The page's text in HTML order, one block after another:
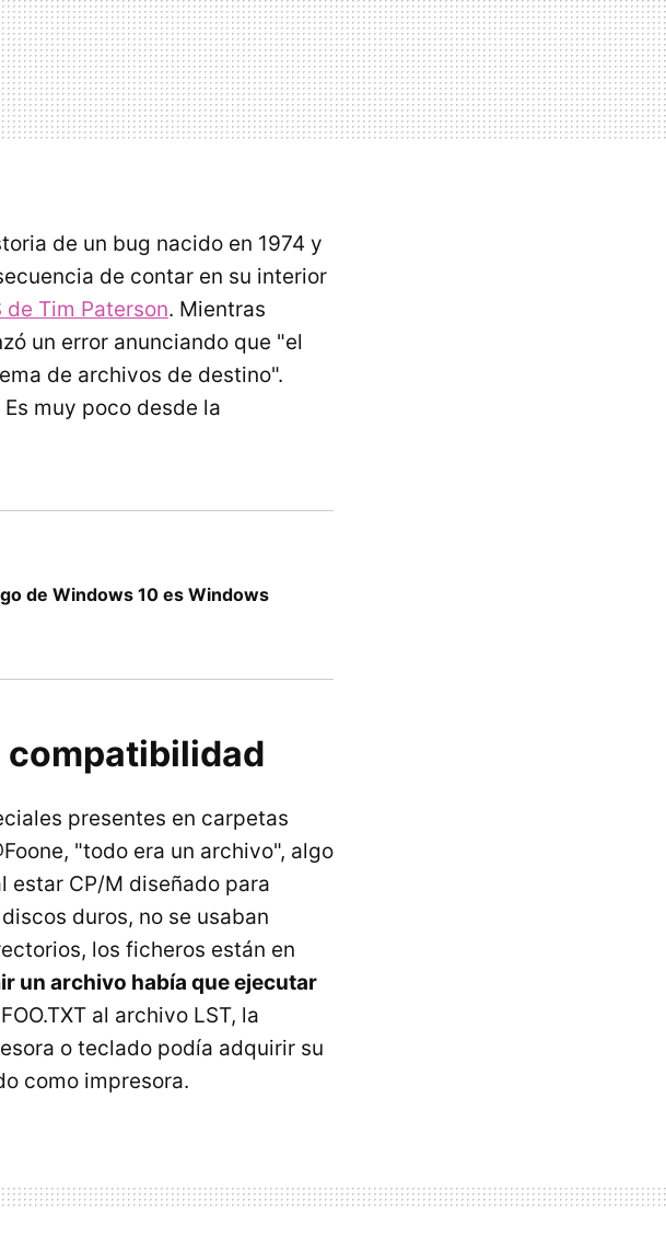
de un bug nacido en 1974 y
de contar en su interior
de Tim Paterson. Mientras
un error anunciando que "el
de archivos de destino".
muy poco desde la
de Windows 10 es Windows
compatibilidad
presentes en carpetas
"todo era un archivo", algo
estar CP/M diseñado para
duros, no se usaban
los ficheros están en
un archivo había que ejecutar
al archivo LST, la
o teclado podía adquirir su
como impresora.